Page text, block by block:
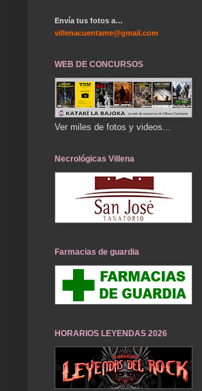
Envía tus fotos a…
villenacuentame@gmail.com
WEB DE CONCURSOS
Ver miles de fotos y videos...
Necrológicas Villena
Farmacias de guardia
HORARIOS LEYENDAS 2026